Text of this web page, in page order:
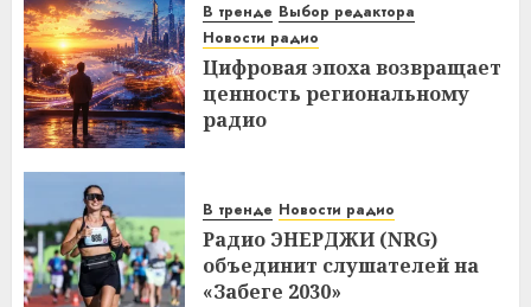
В тренде Выбор редактора
Новости радио
Цифровая эпоха возвращает
ценность региональному
радио
В тренде Новости радио
Радио ЭНЕРДЖИ (NRG)
объединит слушателей на
«Забеге 2030»